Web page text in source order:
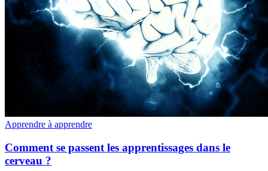
Apprendre à apprendre
Comment se passent les apprentissages dans le
cerveau ?